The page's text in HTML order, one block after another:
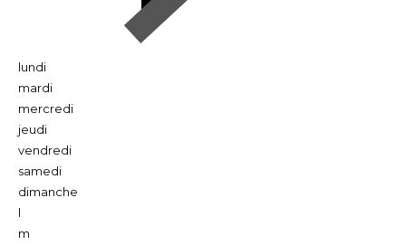
lundi
mardi
mercredi
jeudi
vendredi
samedi
dimanche
l
m